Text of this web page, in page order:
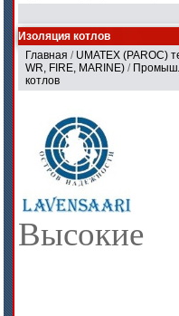
Изоляция котлов
Главная / UMATEX (PAROC)
WR, FIRE, MARINE) /
котлов
Высокие